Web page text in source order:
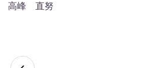
高峰 直努